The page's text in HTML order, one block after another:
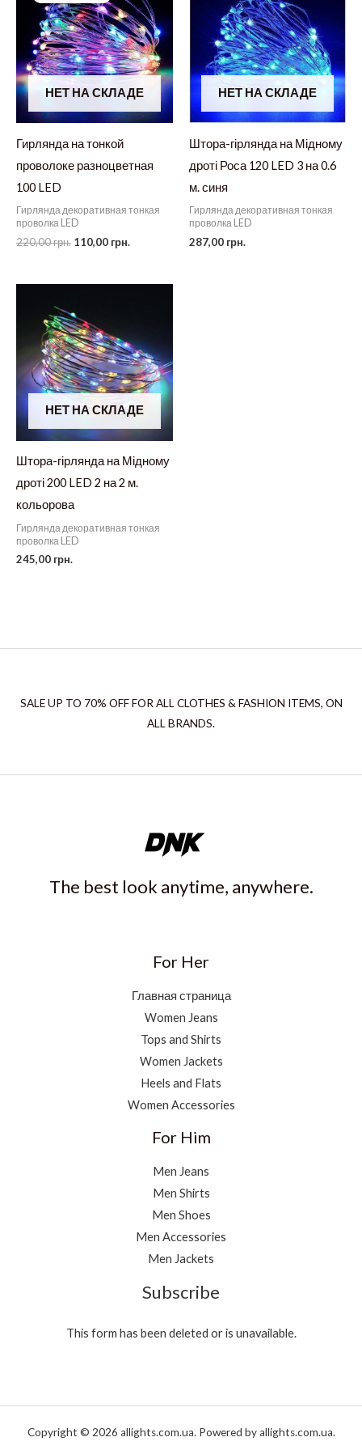
НЕТ НА СКЛАДЕ
Гирлянда на тонкой
проволоке разноцветная
100 LED
Гирлянда декоративная тонкая
проволка LED
220,00грн. Первоначальная
220,00 грн..
110,00 грн.
НЕТ НА СКЛАДЕ
Штора-гірлянда на Мідному
дроті Роса 120 LED 3 на 0.6
м. синя
Гирлянда декоративная тонкая
проволка LED
287,00 грн.
НЕТ НА СКЛАДЕ
Штора-гірлянда на Мідному
дроті 200 LED 2 на 2 м.
кольорова
Гирлянда декоративная тонкая
проволка LED
245,00 грн.
SALE UP TO 70% OFF FOR ALL CLOTHES & FASHION ITEMS, ON
ALL BRANDS.
The best look anytime, anywhere.
For Her
Главная страница
Women Jeans
Tops and Shirts
Women Jackets
Heels and Flats
Women Accessories
For Him
Men Jeans
Men Shirts
Men Shoes
Men Accessories
Men Jackets
Subscribe
This form has been deleted or is unavailable.
Copyright © 2026 allights.com.ua. Powered by allights.com.ua.